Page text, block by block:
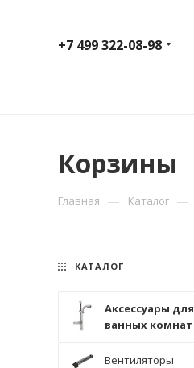
+7 499 322-08-98
Корзины
Главная — Каталог —
КАТАЛОГ
Аксессуары для
ванных комнат
Вентиляторы